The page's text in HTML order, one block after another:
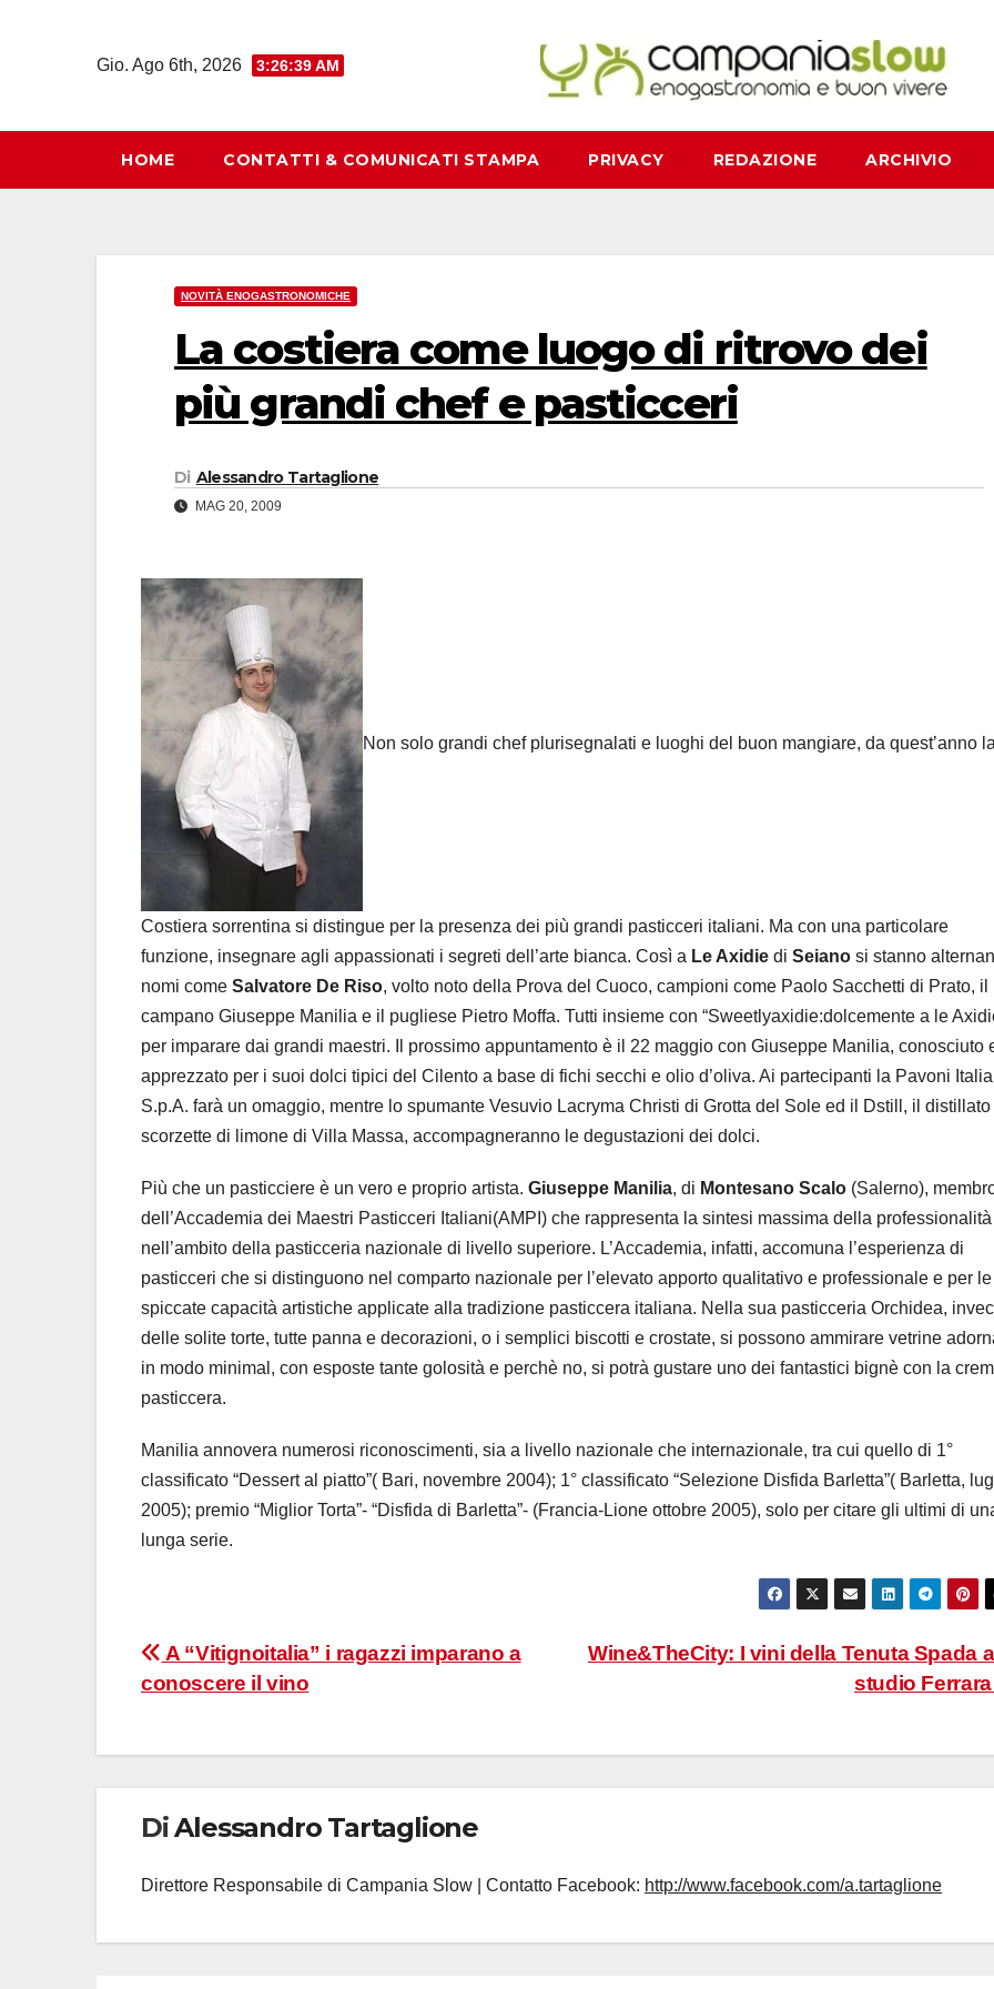
Gio. Ago 6th, 2026 3:26:40 AM
HOME CONTATTI & COMUNICATI STAMPA PRIVACY REDAZIONE ARCHIVIO
NOVITÀ ENOGASTRONOMICHE
La costiera come luogo di ritrovo dei
più grandi chef e pasticceri
Di Alessandro Tartaglione
MAG 20, 2009
Non solo grandi chef plurisegnalati e luoghi del buon mangiare, da quest’anno la
Costiera sorrentina si distingue per la presenza dei più grandi pasticceri italiani. Ma con una particolare
funzione, insegnare agli appassionati i segreti dell’arte bianca. Così a Le Axidie di Seiano si stanno
nomi come Salvatore De Riso, volto noto della Prova del Cuoco, campioni come Paolo Sacchetti di Prato, il
campano Giuseppe Manilia e il pugliese Pietro Moffa. Tutti insieme con “Sweetlyaxidie:dolcemente a le
per imparare dai grandi maestri. Il prossimo appuntamento è il 22 maggio con Giuseppe Manilia, conosciuto
apprezzato per i suoi dolci tipici del Cilento a base di fichi secchi e olio d’oliva. Ai partecipanti la Pavoni Italia
S.p.A. farà un omaggio, mentre lo spumante Vesuvio Lacryma Christi di Grotta del Sole ed il Dstill, il distillato
scorzette di limone di Villa Massa, accompagneranno le degustazioni dei dolci.
Più che un pasticciere è un vero e proprio artista. Giuseppe Manilia, di Montesano Scalo (Salerno),
dell’Accademia dei Maestri Pasticceri Italiani(AMPI) che rappresenta la sintesi massima della professionalità
nell’ambito della pasticceria nazionale di livello superiore. L’Accademia, infatti, accomuna l’esperienza di
pasticceri che si distinguono nel comparto nazionale per l’elevato apporto qualitativo e professionale e per le
spiccate capacità artistiche applicate alla tradizione pasticcera italiana. Nella sua pasticceria Orchidea,
delle solite torte, tutte panna e decorazioni, o i semplici biscotti e crostate, si possono ammirare vetrine
in modo minimal, con esposte tante golosità e perchè no, si potrà gustare uno dei fantastici bignè con la
pasticcera.
Manilia annovera numerosi riconoscimenti, sia a livello nazionale che internazionale, tra cui quello di 1°
classificato “Dessert al piatto”( Bari, novembre 2004); 1° classificato “Selezione Disfida Barletta”( Barletta,
2005); premio “Miglior Torta”- “Disfida di Barletta”- (Francia-Lione ottobre 2005), solo per citare gli ultimi di
lunga serie.
Navigazione
articoli
Wine&TheCity: I vini della Tenuta Spada
studio Ferrara
A “Vitignoitalia” i ragazzi imparano a
conoscere il vino
DiAlessandro Tartaglione
Direttore Responsabile di Campania Slow | Contatto Facebook: http://www.facebook.com/a.tartaglione